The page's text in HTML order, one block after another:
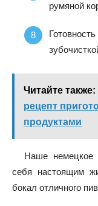
румяной
Читайте также:
рецепт
продуктами
Наше немецкое
себя настоящим
бокал отличного